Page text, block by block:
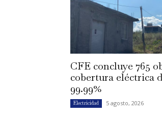
CFE concluye 765
cobertura eléctrica
99.99%
Electricidad 5 agosto, 2026